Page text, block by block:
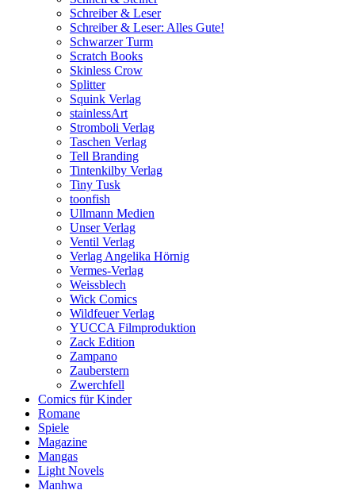
Schreiber & Leser
Schreiber & Leser: Alles Gute!
Schwarzer Turm
Scratch Books
Skinless Crow
Splitter
Squink Verlag
stainlessArt
Stromboli Verlag
Taschen Verlag
Tell Branding
Tintenkilby Verlag
Tiny Tusk
toonfish
Ullmann Medien
Unser Verlag
Ventil Verlag
Verlag Angelika Hörnig
Vermes-Verlag
Weissblech
Wick Comics
Wildfeuer Verlag
YUCCA Filmproduktion
Zack Edition
Zampano
Zauberstern
Zwerchfell
Comics für Kinder
Romane
Spiele
Magazine
Mangas
Light Novels
Manhwa